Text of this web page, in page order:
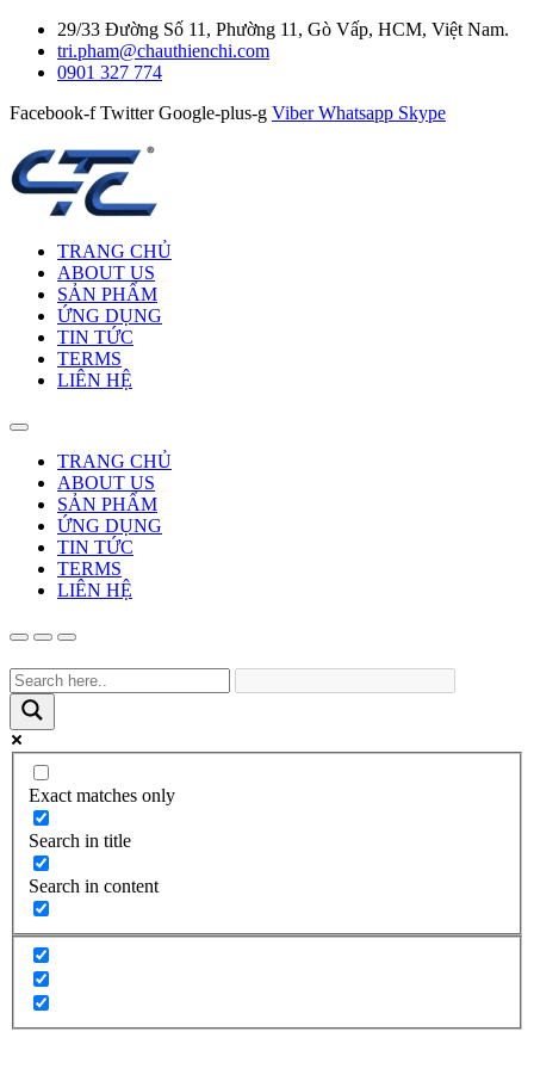
29/33 Đường Số 11, Phường 11, Gò Vấp, HCM, Việt Nam.
tri.pham@chauthienchi.com
0901 327 774
Facebook-f Twitter Google-plus-g Viber Whatsapp Skype
TRANG CHỦ
ABOUT US
SẢN PHẨM
ỨNG DỤNG
TIN TỨC
TERMS
LIÊN HỆ
TRANG CHỦ
ABOUT US
SẢN PHẨM
ỨNG DỤNG
TIN TỨC
TERMS
LIÊN HỆ
Exact matches only
Search in title
Search in content